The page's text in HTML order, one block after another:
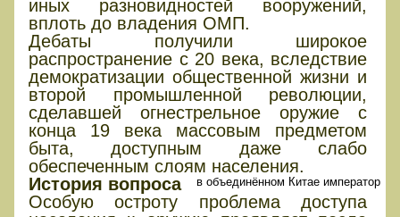
иных разновидностей вооружений,
вплоть до владения ОМП.
Дебаты получили широкое
распространение с 20 века, вследствие
демократизации общественной жизни и
второй промышленной революции,
сделавшей огнестрельное оружие с
конца 19 века массовым предметом
быта, доступным даже слабо
обеспеченным слоям населения.
История вопроса
Особую остроту проблема доступа
в объединённом Китае император